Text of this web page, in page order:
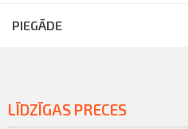
PIEGĀDE
LĪDZĪGAS PRECES